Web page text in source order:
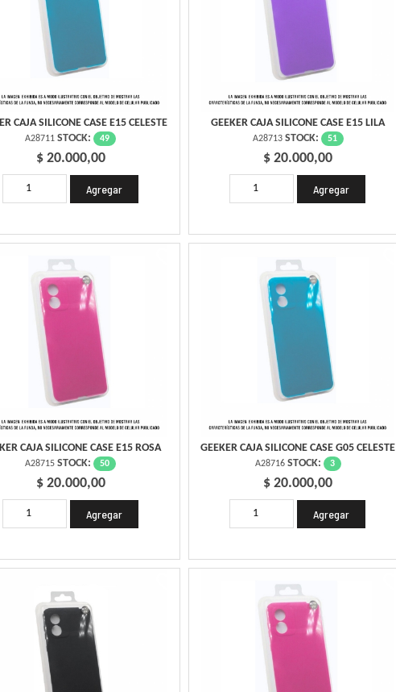
CAJA SILICONE CASE E15 CELESTE
A28711STOCK: 49
$ 20.000,00
GEEKER CAJA SILICONE CASE E15 LILA
A28713 STOCK: 51
$ 20.000,00
CAJA SILICONE CASE E15 ROSA
A28715STOCK: 50
$ 20.000,00
GEEKER CAJA SILICONE CASE G05 CELESTE
A28716 STOCK: 3
$ 20.000,00